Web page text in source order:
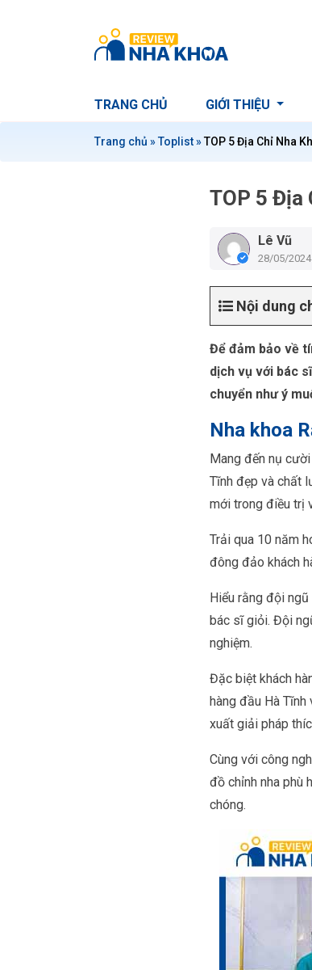
c
TRANG CHỦ GIỚI THIỆU
Trang chủ »Toplist»TOP 5 Địa Chỉ Nha
TOP 5 Địa
Lê Vũ
28/05/2024
Nội dung
Để đảm bảo về
dịch vụ với bác
chuyển như ý
Nha khoa
Mang đến nụ
Tĩnh đẹp và chất
mới trong điều trị
Trải qua 10 năm
đông đảo khách
Hiểu rằng đội
bác sĩ giỏi. Đội
nghiệm.
Đặc biệt khách
hàng đầu Hà
xuất giải pháp
Cùng với công
đồ chỉnh nha phù
chóng.